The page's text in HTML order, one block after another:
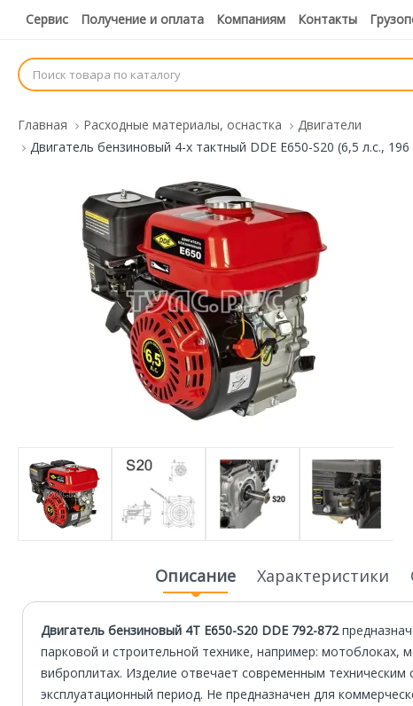
Сервис Получение и оплата Компаниям Контакты
Специальная
Экономия
20 000р.
Специальная
цена
Экономия
20 000р.
Главная Расходные материалы, оснастка
Двигатели
Двигатель бензиновый 4-х тактный DDE E650-S20 (6,5 л.с.,
Описание Характеристики
Двигатель бензиновый 4Т E650-S20 DDE 792-872
парковой и строительной технике, например: мотоблоках,
виброплитах. Изделие отвечает современным
эксплуатационный период. Не предназначен для